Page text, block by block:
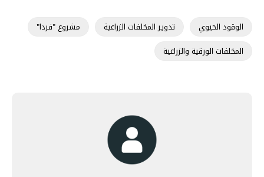
الوقود الحيوي تدوير المخلفات الزراعية
مشروع "فردا"
المخلفات الورقية والزراعية